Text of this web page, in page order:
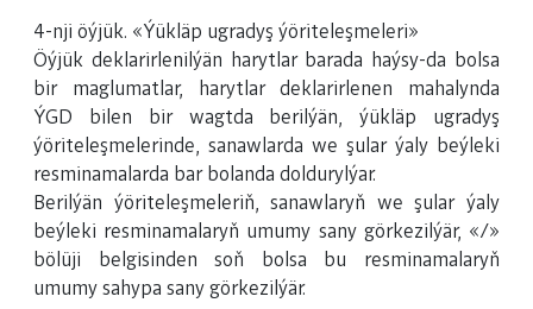
4-nji öýjük. «Ýükläp ugradyş ýöriteleşmeleri»
Öýjük deklarirlenilýän harytlar barada haýsy-da bolsa
bir maglumatlar, harytlar deklarirlenen mahalynda
ÝGD bilen bir wagtda berilýän, ýükläp ugradyş
ýöriteleşmelerinde, sanawlarda we şular ýaly beýleki
resminamalarda bar bolanda doldurylýar.
Berilýän ýöriteleşmeleriň, sanawlaryň we şular ýaly
beýleki resminamalaryň umumy sany görkezilýär, «/»
bölüji belgisinden soň bolsa bu resminamalaryň
umumy sahypa sany görkezilýär.